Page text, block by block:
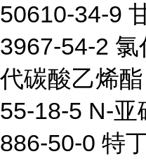
50610-34-9
3967-54-2
代碳酸乙烯酯
55-18-5 N-亚
886-50-0 特